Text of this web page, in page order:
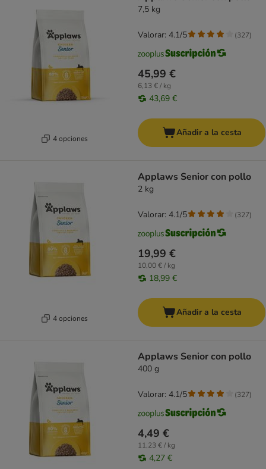
4 opciones
7,5 kg
45,99 €
6,13 € / kg
43,69 €
Valorar: 4.1/5 (327)
Añadir a la cesta
4 opciones
Applaws Senior con pollo
2 kg
19,99 €
10,00 € / kg
18,99 €
Valorar: 4.1/5 (327)
Añadir a la cesta
Applaws Senior con pollo
400 g
4,49 €
11,23 € / kg
4,27 €
Valorar: 4.1/5 (327)